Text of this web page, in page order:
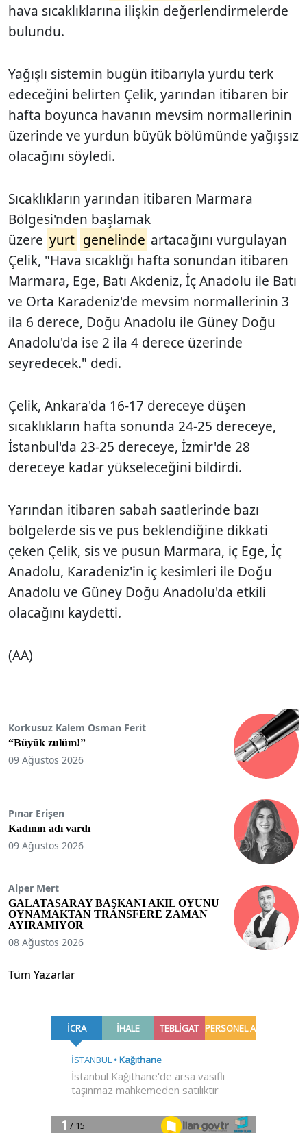
hava sıcaklıklarına ilişkin değerlendirmelerde
bulundu.
Yağışlı sistemin bugün itibarıyla yurdu terk
edeceğini belirten Çelik, yarından itibaren bir
hafta boyunca havanın mevsim normallerinin
üzerinde ve yurdun büyük bölümünde yağışsız
olacağını söyledi.
Sıcaklıkların yarından itibaren Marmara
Bölgesi'nden başlamak
üzere yurt genelinde artacağını vurgulayan
Çelik, "Hava sıcaklığı hafta sonundan itibaren
Marmara, Ege, Batı Akdeniz, İç Anadolu ile Batı
ve Orta Karadeniz'de mevsim normallerinin 3
ila 6 derece, Doğu Anadolu ile Güney Doğu
Anadolu'da ise 2 ila 4 derece üzerinde
seyredecek." dedi.
Çelik, Ankara'da 16-17 dereceye düşen
sıcaklıkların hafta sonunda 24-25 dereceye,
İstanbul'da 23-25 dereceye, İzmir'de 28
dereceye kadar yükseleceğini bildirdi.
Yarından itibaren sabah saatlerinde bazı
bölgelerde sis ve pus beklendiğine dikkati
çeken Çelik, sis ve pusun Marmara, iç Ege, İç
Anadolu, Karadeniz'in iç kesimleri ile Doğu
Anadolu ve Güney Doğu Anadolu'da etkili
olacağını kaydetti.
(AA)
Korkusuz Kalem Osman Ferit
“Büyük zulüm!”
09 Ağustos 2026
Pınar Erişen
Kadının adı vardı
09 Ağustos 2026
Alper Mert
GALATASARAY BAŞKANI AKIL OYUNU
OYNAMAKTAN TRANSFERE ZAMAN
AYIRAMIYOR
08 Ağustos 2026
Tüm Yazarlar